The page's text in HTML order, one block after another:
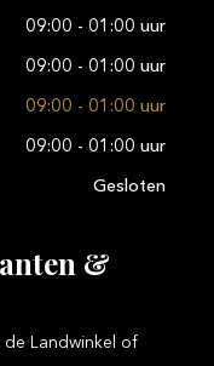
09:00 - 01:00 uur
09:00 - 01:00 uur
09:00 - 01:00 uur
09:00 - 01:00 uur
Gesloten
&
de Landwinkel of